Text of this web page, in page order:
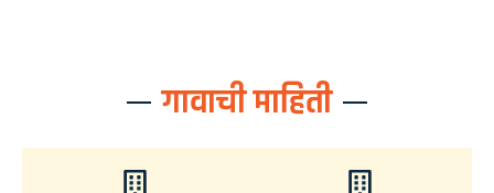
गावाची माहिती